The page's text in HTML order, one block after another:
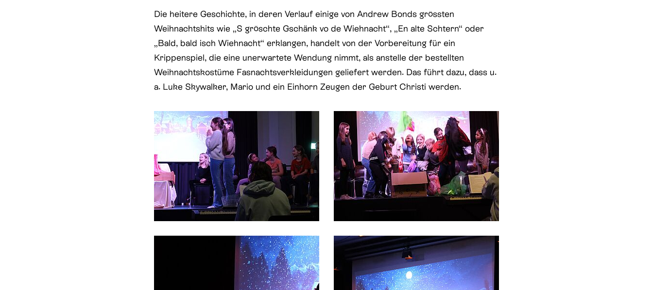
Die heitere Geschichte, in deren Verlauf einige von Andrew Bonds grössten
Weihnachtshits wie „S gröschte Gschänk vo de Wiehnacht“, „En alte Schtern“ oder
„Bald, bald isch Wiehnacht“ erklangen, handelt von der Vorbereitung für ein
Krippenspiel, die eine unerwartete Wendung nimmt, als anstelle der bestellten
Weihnachtskostüme Fasnachtsverkleidungen geliefert werden. Das führt dazu, dass u.
a. Luke Skywalker, Mario und ein Einhorn Zeugen der Geburt Christi werden.